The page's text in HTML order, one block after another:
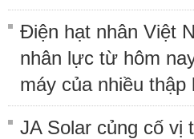
Điện hạt nhân Việt
nhân lực từ hôm
máy của nhiều thập
JA Solar củng cố vị